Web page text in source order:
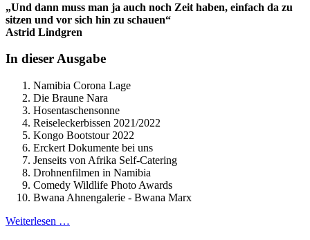
„Und dann muss man ja auch noch Zeit haben, einfach da zu
sitzen und vor sich hin zu schauen“
Astrid Lindgren
In dieser Ausgabe
Namibia Corona Lage
Die Braune Nara
Hosentaschensonne
Reiseleckerbissen 2021/2022
Kongo Bootstour 2022
Erckert Dokumente bei uns
Jenseits von Afrika Self-Catering
Drohnenfilmen in Namibia
Comedy Wildlife Photo Awards
Bwana Ahnengalerie - Bwana Marx
Weiterlesen …